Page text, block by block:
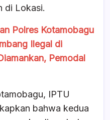
di Lokasi.
Polres Kotamobagu
Ilegal di
Pemodal
IPTU
bahwa kedua